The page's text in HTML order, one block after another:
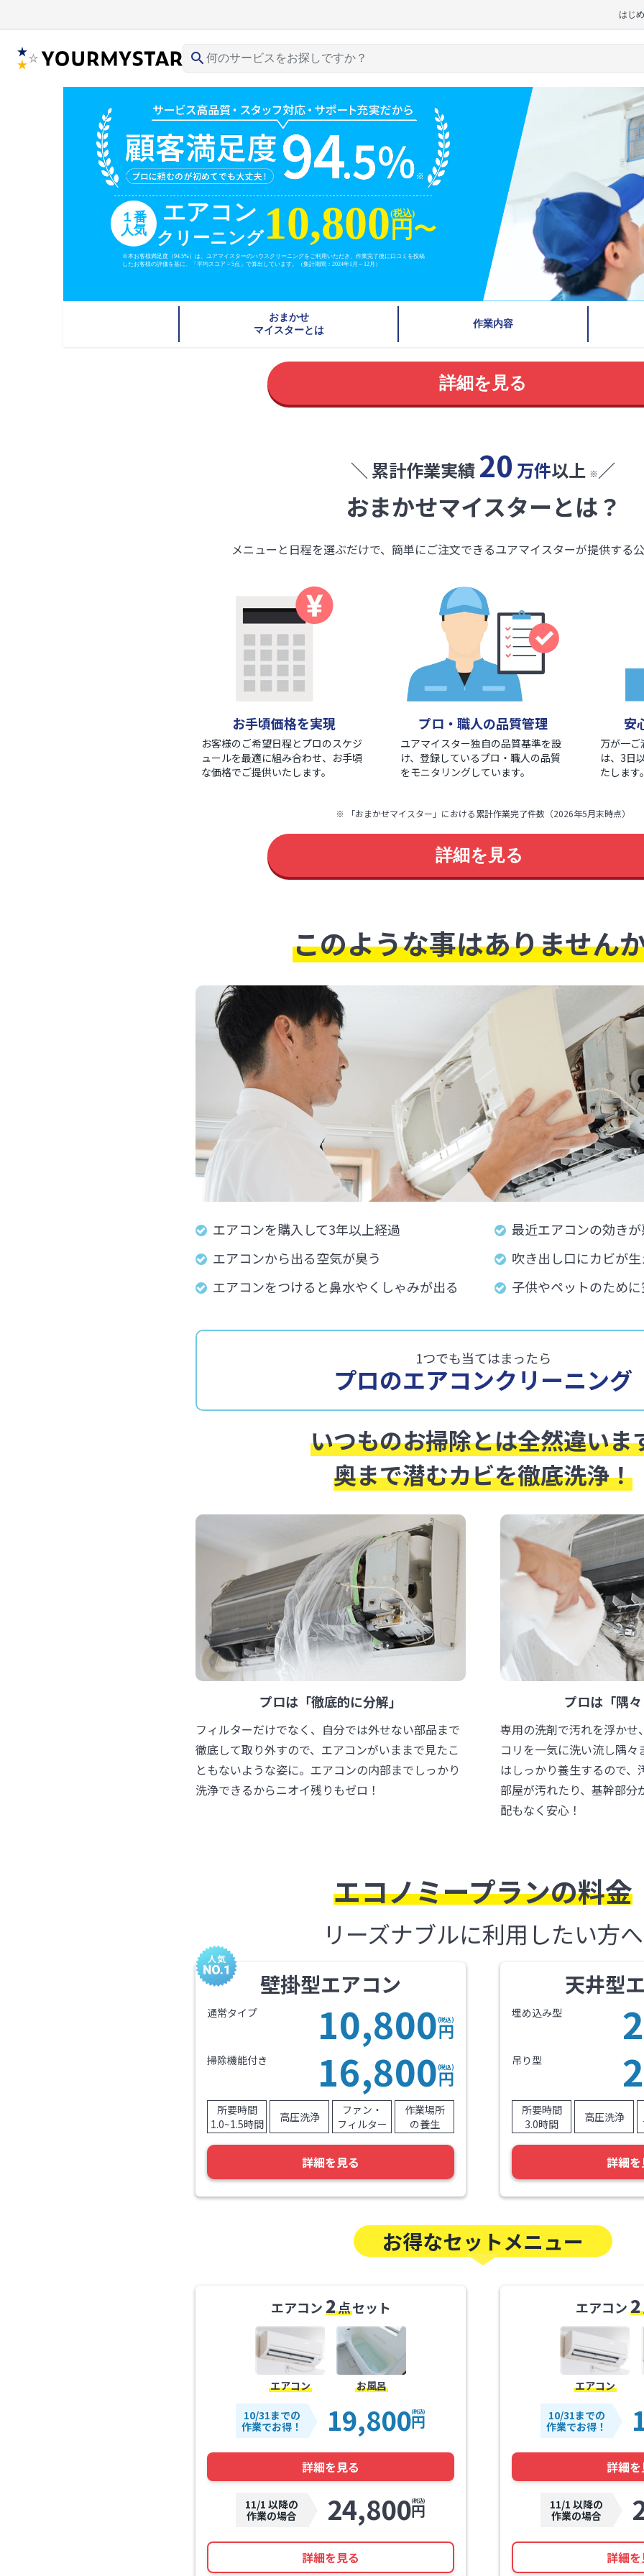
はじ
search
１番
人気
エアコン
クリーニング10,800(税込)
円〜
※本お客様満足度（94.5%）は、ユアマイスターのハウスクリーニングをご利用いただき、作業完了後に口コミを投稿
したお客様の評価を基に、「平均スコア ÷ 5点」で算出しています。（集計期間：2024年1月～12月）
おまかせ
マイスターとは
作業内容
詳細を見る
＼ 累計作業実績 20 万件以上 ※ ／
おまかせマイスターとは？
メニューと日程を選ぶだけで、簡単にご注文できるユアマイスターが提供する
お手頃価格を実現
お客様のご希望日程とプロのスケジ
ュールを最適に組み合わせ、お手頃
な価格でご提供いたします。
プロ・職人の品質管理
ユアマイスター独自の品質基準を設
け、登録しているプロ・職人の品質
をモニタリングしています。
安
万が一
は、3日
たします
※ 「おまかせマイスター」における累計作業完了件数（2026年5月末時点）
詳細を見る
このような事はありません
エアコンを購入して3年以上経過
エアコンから出る空気が臭う
エアコンをつけると鼻水やくしゃみが出る
最近エアコンの効き
吹き出し口にカビが
子供やペットのため
1つでも当てはまったら
プロのエアコンクリーニング
いつものお掃除とは全然違いま
奥まで潜むカビを徹底洗浄！
プロは「徹底的に分解」
フィルターだけでなく、自分では外せない部品まで
徹底して取り外すので、エアコンがいままで見たこ
ともないような姿に。エアコンの内部までしっかり
洗浄できるからニオイ残りもゼロ！
プロは「隅
専用の洗剤で汚れを浮か
コリを一気に洗い流し隅
はしっかり養生するので、
部屋が汚れたり、基幹部分
配もなく安心！
エコノミープランの料金
リーズナブルに利用したい方へ
壁掛型エアコン
通常タイプ 10,800(税込)
円
掃除機能付き 16,800(税込)
円
所要時間
1.0~1.5時間
高圧洗浄
ファン・
フィルター
作業場所
の養生
詳細を見る
天井型
埋め込み型
吊り型
所要時間
3.0時間
高圧洗浄
詳細
お得なセットメニュー
エアコン2点セット
エアコン お風呂
10/31までの
作業でお得！
19,800円
(税込)
詳細を見る
11/1 以降の
作業の場合
24,800円
(税込)
詳細を見る
エアコン2
エアコン
10/31までの
作業でお得！
詳細
11/1 以降の
作業の場合
詳細